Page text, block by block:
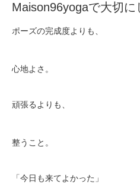
Maison96yogaで大切に
ポーズの完成度よりも、
心地よさ。
頑張るよりも、
整うこと。
「今日も来てよかった」